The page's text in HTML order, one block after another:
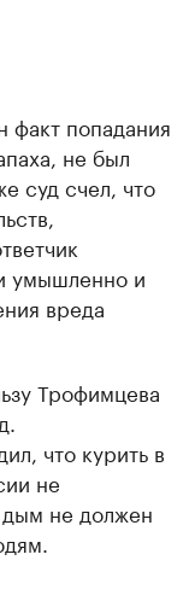
факт попадания
не был
суд счел, что
умышленно и
вреда
Трофимцева
что курить в
не
не должен